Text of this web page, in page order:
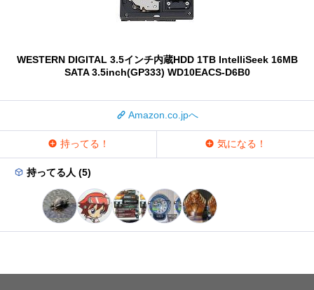
WESTERN DIGITAL 3.5インチ内蔵HDD 1TB IntelliSeek 16MB
SATA 3.5inch(GP333) WD10EACS-D6B0
Amazon.co.jpへ
持ってる！ 気になる！
持ってる人 (5)